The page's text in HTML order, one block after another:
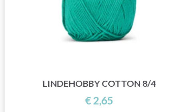
LINDEHOBBY COTTON 8/4
€ 2,65